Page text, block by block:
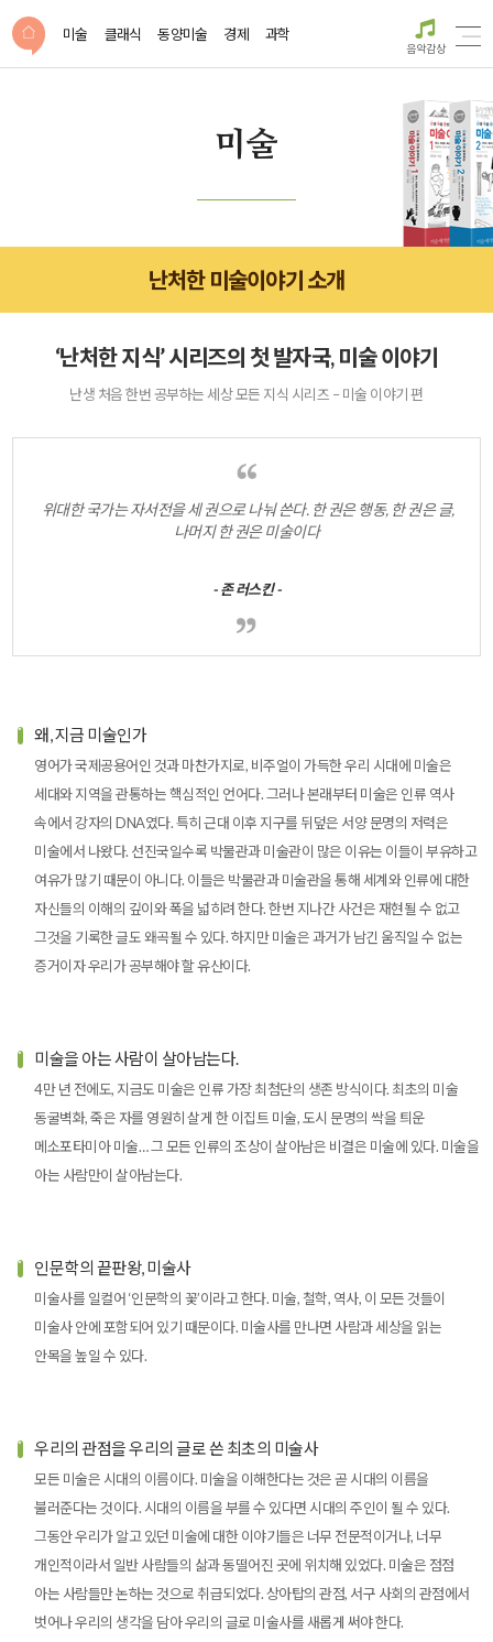
미술 클래식 동양미술 경제 과학
음악감상
미술
난처한 미술이야기 소개
‘난처한 지식’ 시리즈의 첫 발자국, 미술 이야기
난생 처음 한번 공부하는 세상 모든 지식 시리즈 – 미술 이야기 편
위대한 국가는 자서전을 세 권으로 나눠 쓴다. 한 권은 행동, 한 권은 글,
나머지 한 권은 미술이다.
- 존 러스킨 -
왜, 지금 미술인가
영어가 국제공용어인 것과 마찬가지로, 비주얼이 가득한 우리 시대에 미술은
세대와 지역을 관통하는 핵심적인 언어다. 그러나 본래부터 미술은 인류 역사
속에서 강자의 DNA였다. 특히 근대 이후 지구를 뒤덮은 서양 문명의 저력은
미술에서 나왔다. 선진국일수록 박물관과 미술관이 많은 이유는 이들이 부유하고
여유가 많기 때문이 아니다. 이들은 박물관과 미술관을 통해 세계와 인류에 대한
자신들의 이해의 깊이와 폭을 넓히려 한다. 한번 지나간 사건은 재현될 수 없고
그것을 기록한 글도 왜곡될 수 있다. 하지만 미술은 과거가 남긴 움직일 수 없는
증거이자 우리가 공부해야 할 유산이다.
미술을 아는 사람이 살아남는다.
4만 년 전에도, 지금도 미술은 인류 가장 최첨단의 생존 방식이다. 최초의 미술
동굴벽화, 죽은 자를 영원히 살게 한 이집트 미술, 도시 문명의 싹을 틔운
메소포타미아 미술… 그 모든 인류의 조상이 살아남은 비결은 미술에 있다. 미술을
아는 사람만이 살아남는다.
인문학의 끝판왕,미술사
미술사를 일컬어 ‘인문학의 꽃’이라고 한다. 미술, 철학, 역사, 이 모든 것들이
미술사 안에 포함되어 있기 때문이다. 미술사를 만나면 사람과 세상을 읽는
안목을 높일 수 있다.
우리의 관점을 우리의 글로 쓴 최초의 미술사
모든 미술은 시대의 이름이다. 미술을 이해한다는 것은 곧 시대의 이름을
불러준다는 것이다. 시대의 이름을 부를 수 있다면 시대의 주인이 될 수 있다.
그동안 우리가 알고 있던 미술에 대한 이야기들은 너무 전문적이거나, 너무
개인적이라서 일반 사람들의 삶과 동떨어진 곳에 위치해 있었다. 미술은 점점
아는 사람들만 논하는 것으로 취급되었다. 상아탑의 관점, 서구 사회의 관점에서
벗어나 우리의 생각을 담아 우리의 글로 미술사를 새롭게 써야 한다.